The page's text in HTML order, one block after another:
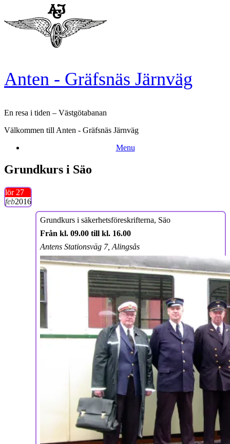
content
Anten - Gräfsnäs Järnväg
En resa i tiden – Västgötabanan
Välkommen till Anten - Gräfsnäs Järnväg
Menu
Grundkurs i Säo
lör 27
feb2016
Grundkurs i säkerhetsföreskrifterna, Säo
Från kl. 09.00 till kl. 16.00
Antens Stationsväg 7, Alingsås